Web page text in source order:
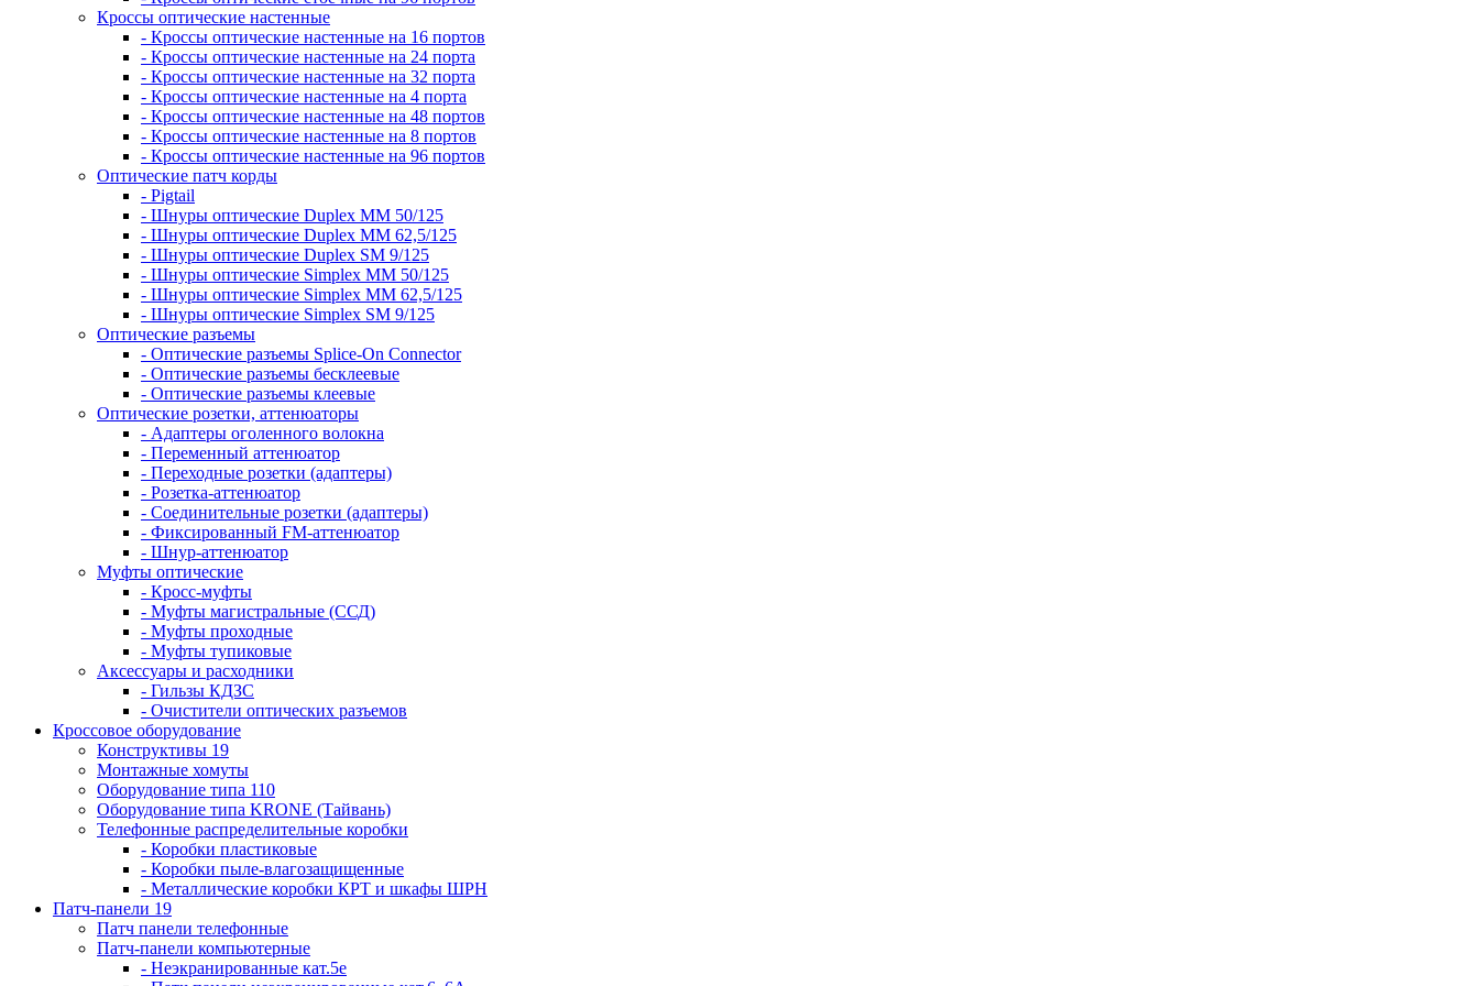
Кроссы оптические настенные
- Кроссы оптические настенные на 16 портов
- Кроссы оптические настенные на 24 порта
- Кроссы оптические настенные на 32 порта
- Кроссы оптические настенные на 4 порта
- Кроссы оптические настенные на 48 портов
- Кроссы оптические настенные на 8 портов
- Кроссы оптические настенные на 96 портов
Оптические патч корды
- Pigtail
- Шнуры оптические Duplex MM 50/125
- Шнуры оптические Duplex MM 62,5/125
- Шнуры оптические Duplex SM 9/125
- Шнуры оптические Simplex MM 50/125
- Шнуры оптические Simplex MM 62,5/125
- Шнуры оптические Simplex SM 9/125
Оптические разъемы
- Оптические разъемы Splice-On Connector
- Оптические разъемы бесклеевые
- Оптические разъемы клеевые
Оптические розетки, аттенюаторы
- Адаптеры оголенного волокна
- Переменный аттенюатор
- Переходные розетки (адаптеры)
- Розетка-аттенюатор
- Соединительные розетки (адаптеры)
- Фиксированный FM-аттенюатор
- Шнур-аттенюатор
Муфты оптические
- Кросс-муфты
- Муфты магистральные (ССД)
- Муфты проходные
- Муфты тупиковые
Аксессуары и расходники
- Гильзы КДЗС
- Очистители оптических разъемов
Кроссовое оборудование
Конструктивы 19
Монтажные хомуты
Оборудование типа 110
Оборудование типа KRONE (Тайвань)
Телефонные распределительные коробки
- Коробки пластиковые
- Коробки пыле-влагозащищенные
- Металлические коробки КРТ и шкафы ШРН
Патч-панели 19
Патч панели телефонные
Патч-панели компьютерные
- Неэкранированные кат.5е